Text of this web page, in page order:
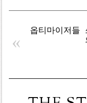
옵티마이저들
«